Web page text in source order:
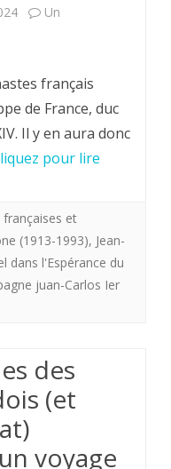
Un
français
de France, duc
Il y en aura donc
pour lire
françaises et
(1913-1993), Jean-
dans l'Espérance du
juan-Carlos Ier
des
(et
voyage